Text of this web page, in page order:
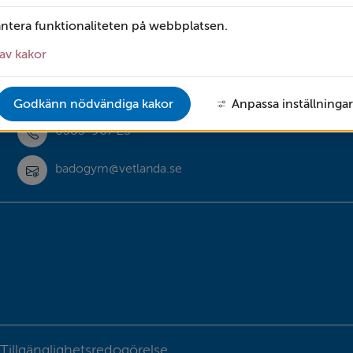
Myresjö simhall
Vetlandavägen 12, Myresjö
0383‑967 23
badogym@vetlanda.se
funktionaliteten på webbplatsen.
kakor
Godkänn nödvändiga kakor Anpassa inställningar